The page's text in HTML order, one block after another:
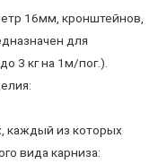
16мм, кронштейнов,
для
3 кг на 1м/пог.).
каждый из которых
вида карниза: